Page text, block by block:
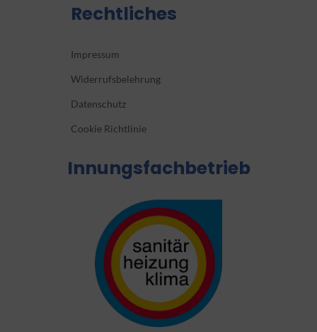
Rechtliches
Impressum
Widerrufsbelehrung
Datenschutz
Cookie Richtlinie
Innungsfachbetrieb